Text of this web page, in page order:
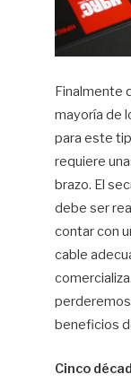
Finalmente
mayoría de
para este
requiere
brazo. El
debe ser
contar con
cable
perderemos
beneficios
Cinco